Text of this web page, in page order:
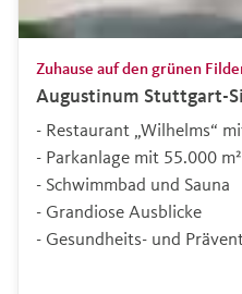
Augustinum Stuttgart-
Zuhause auf den grünen
- Restaurant „Wilhelms“
- Parkanlage mit 55.000 m²
- Schwimmbad und Sauna
- Grandiose Ausblicke
- Gesundheits- und